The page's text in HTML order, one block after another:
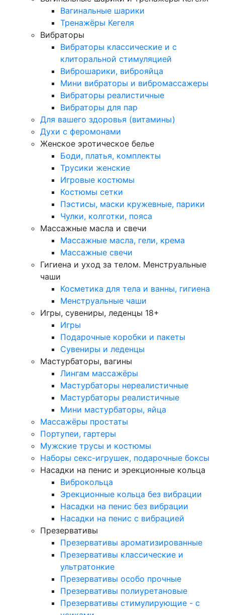
Вагинальные шарики
Тренажёры Кегеля
Вибраторы
Вибраторы классические и с
клиторальной стимуляцией
Виброшарики, виброяйца
Мини вибраторы и вибромассажеры
Вибраторы реалистичные
Вибраторы для пар
Для вашего здоровья (витамины)
Духи с феромонами
Женское эротическое белье
Боди, платья, комплекты
Трусики женские
Игровые костюмы
Костюмы сетки
Пэстисы, маски кружевные, парики
Чулки, колготки, пояса
Массажные масла и свечи
Массажные масла, гели, крема
Массажные свечи
Гигиена и уход за телом. Менструальные
чаши
Косметика для тела и ванны, гигиена
Менструальные чаши
Игры, сувениры, леденцы 18+
Игры
Подарочные коробки и пакеты
Сувениры и леденцы
Мастурбаторы, вагины
Лингам массажёры
Мастурбаторы нереалистичные
Мастурбаторы реалистичные
Мини мастурбаторы, яйца
Массажёры простаты
Портупеи, гартеры
Мужские трусы и костюмы
Наборы секс-игрушек, подарочные боксы
Насадки на пенис и эрекционные кольца
Виброкольца
Эрекционные кольца без вибрации
Насадки на пенис без вибрации
Насадки на пенис с вибрацией
Презервативы
Презервативы ароматизированные
Презервативы классические и
ультратонкие
Презервативы особо прочные
Презервативы полиуретановые
Презервативы стимулирующие - с